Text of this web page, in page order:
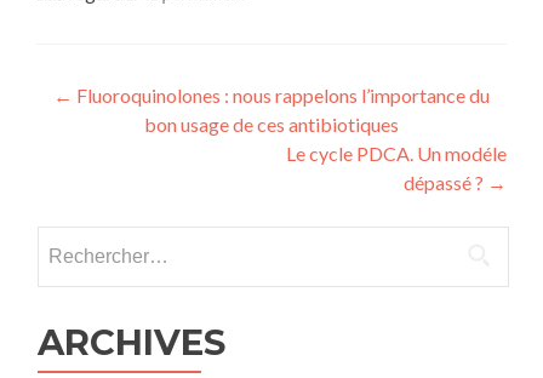
Navigation
← Fluoroquinolones : nous rappelons l’importance du
bon usage de ces antibiotiques
Le cycle PDCA. Un modéle
dépassé ? →
ARCHIVES